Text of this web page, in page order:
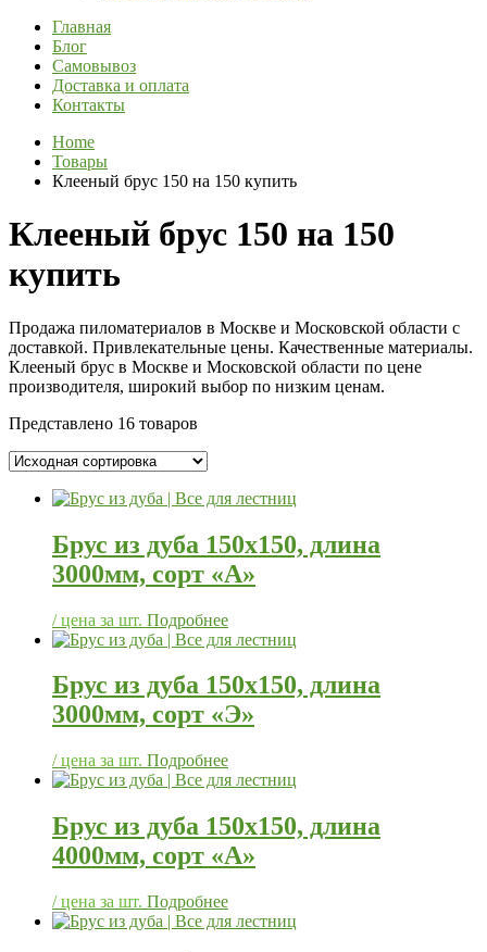
Главная
Блог
Самовывоз
Доставка и оплата
Контакты
Home
Товары
Клееный брус 150 на 150 купить
Клееный брус 150 на 150
купить
Продажа пиломатериалов в Москве и Московской области с
доставкой. Привлекательные цены. Качественные материалы.
Клееный брус в Москве и Московской области по цене
производителя, широкий выбор по низким ценам.
Представлено 16 товаров
Брус из дуба 150х150, длина
3000мм, сорт «А»
/ цена за шт. Подробнее
Брус из дуба 150х150, длина
3000мм, сорт «Э»
/ цена за шт. Подробнее
Брус из дуба 150х150, длина
4000мм, сорт «А»
/ цена за шт. Подробнее